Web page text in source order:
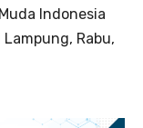
Indonesia
Rabu,